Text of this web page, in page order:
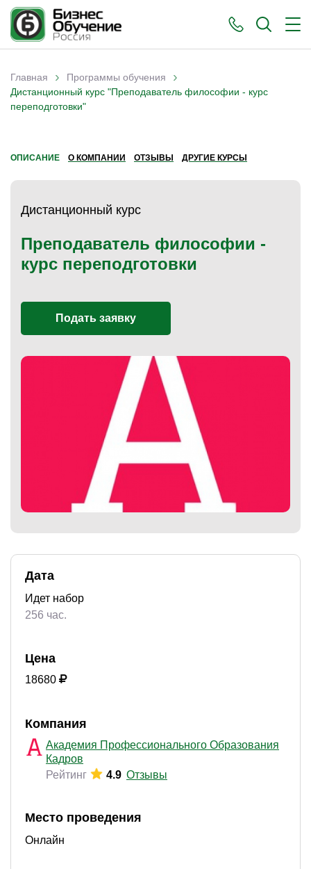
Вы здесь
Главная › Программы обучения ›
Дистанционный курс "Преподаватель философии - курс
переподготовки"
ОПИСАНИЕ О КОМПАНИИ ОТЗЫВЫ ДРУГИЕ КУРСЫ
Дистанционный курс
Преподаватель философии -
курс переподготовки
Подать заявку
Дата
Идет набор
256 час.
Цена
18680
Компания
Академия Профессионального Образования
Кадров
Рейтинг
4.9 Отзывы
Место проведения
Онлайн